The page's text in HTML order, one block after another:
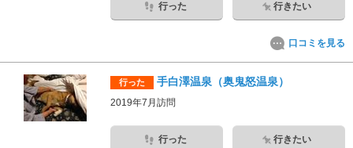
行った 行きたい
口コミを見る
行った 手白澤温泉（奥鬼怒温泉）
2019年7月訪問
行った 行きたい